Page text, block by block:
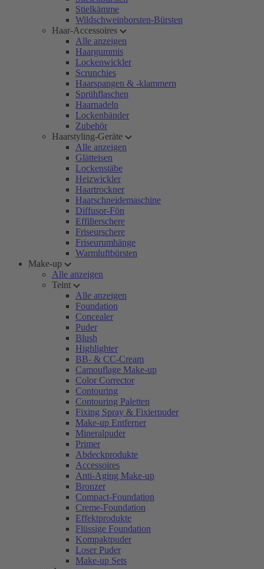
Stielkämme
Wildschweinborsten-Bürsten
Haar-Accessoires
Alle anzeigen
Haargummis
Lockenwickler
Scrunchies
Haarspangen & -klammern
Sprühflaschen
Haarnadeln
Lockenbänder
Zubehör
Haarstyling-Geräte
Alle anzeigen
Glätteisen
Lockenstäbe
Heizwickler
Haartrockner
Haarschneidemaschine
Diffusor-Fön
Effilierschere
Friseurschere
Friseurumhänge
Warmluftbürsten
Make-up
Alle anzeigen
Teint
Alle anzeigen
Foundation
Concealer
Puder
Blush
Highlighter
BB- & CC-Cream
Camouflage Make-up
Color Corrector
Contouring
Contouring Paletten
Fixing Spray & Fixierpuder
Make-up Entferner
Mineralpuder
Primer
Abdeckprodukte
Accessoires
Anti-Aging Make-up
Bronzer
Compact-Foundation
Creme-Foundation
Effektprodukte
Flüssige Foundation
Kompaktpuder
Loser Puder
Make-up Sets